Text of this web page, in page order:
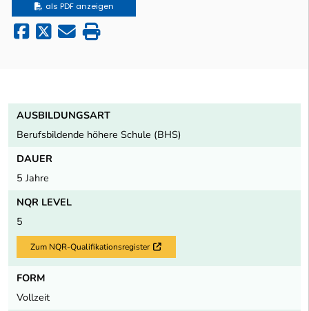
als PDF anzeigen
AUSBILDUNGSART
Berufsbildende höhere Schule (BHS)
DAUER
5 Jahre
NQR LEVEL
5
Zum NQR-Qualifikationsregister Externer Link
FORM
Vollzeit